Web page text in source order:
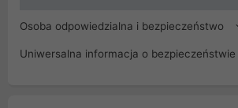
Osoba odpowiedzialna i bezpieczeństwo
Uniwersalna informacja o bezpieczeństwie